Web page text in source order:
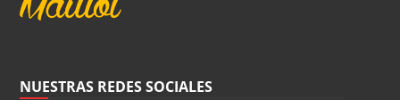
NUESTRAS REDES SOCIALES